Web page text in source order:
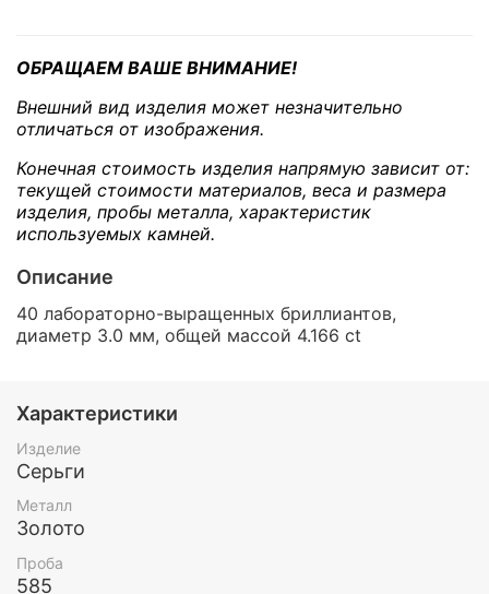
ОБРАЩАЕМ ВАШЕ ВНИМАНИЕ!
Внешний вид изделия может незначительно
отличаться от изображения.
Конечная стоимость изделия напрямую зависит от:
текущей стоимости материалов, веса и размера
изделия, пробы металла, характеристик
используемых камней.
Описание
40 лабораторно-выращенных бриллиантов,
диаметр 3.0 мм, общей массой 4.166 ct
Характеристики
Изделие
Серьги
Металл
Золото
Проба
585